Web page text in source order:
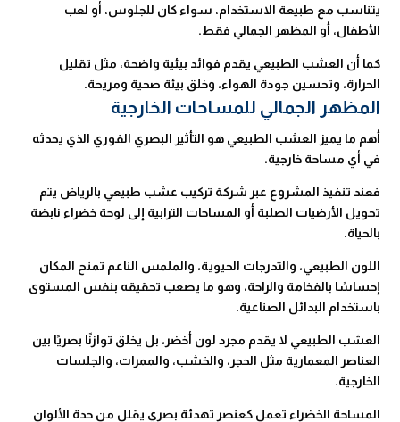
يتناسب مع طبيعة الاستخدام، سواء كان للجلوس، أو لعب
الأطفال، أو المظهر الجمالي فقط.
كما أن العشب الطبيعي يقدم فوائد بيئية واضحة، مثل تقليل
الحرارة، وتحسين جودة الهواء، وخلق بيئة صحية ومريحة.
المظهر الجمالي للمساحات الخارجية
أهم ما يميز العشب الطبيعي هو التأثير البصري الفوري الذي يحدثه
في أي مساحة خارجية.
فعند تنفيذ المشروع عبر شركة تركيب عشب طبيعي بالرياض يتم
تحويل الأرضيات الصلبة أو المساحات الترابية إلى لوحة خضراء نابضة
بالحياة.
اللون الطبيعي، والتدرجات الحيوية، والملمس الناعم تمنح المكان
إحساسًا بالفخامة والراحة، وهو ما يصعب تحقيقه بنفس المستوى
باستخدام البدائل الصناعية.
العشب الطبيعي لا يقدم مجرد لون أخضر، بل يخلق توازنًا بصريًا بين
العناصر المعمارية مثل الحجر، والخشب، والممرات، والجلسات
الخارجية.
المساحة الخضراء تعمل كعنصر تهدئة بصري يقلل من حدة الألوان